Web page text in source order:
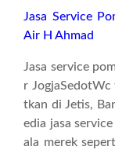
Jasa Service
Air H Ahmad
Jasa service
r
tkan di Jetis,
edia jasa
ala merek